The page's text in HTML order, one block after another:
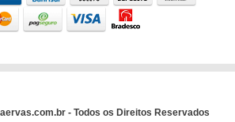
- Todos os Direitos Reservados